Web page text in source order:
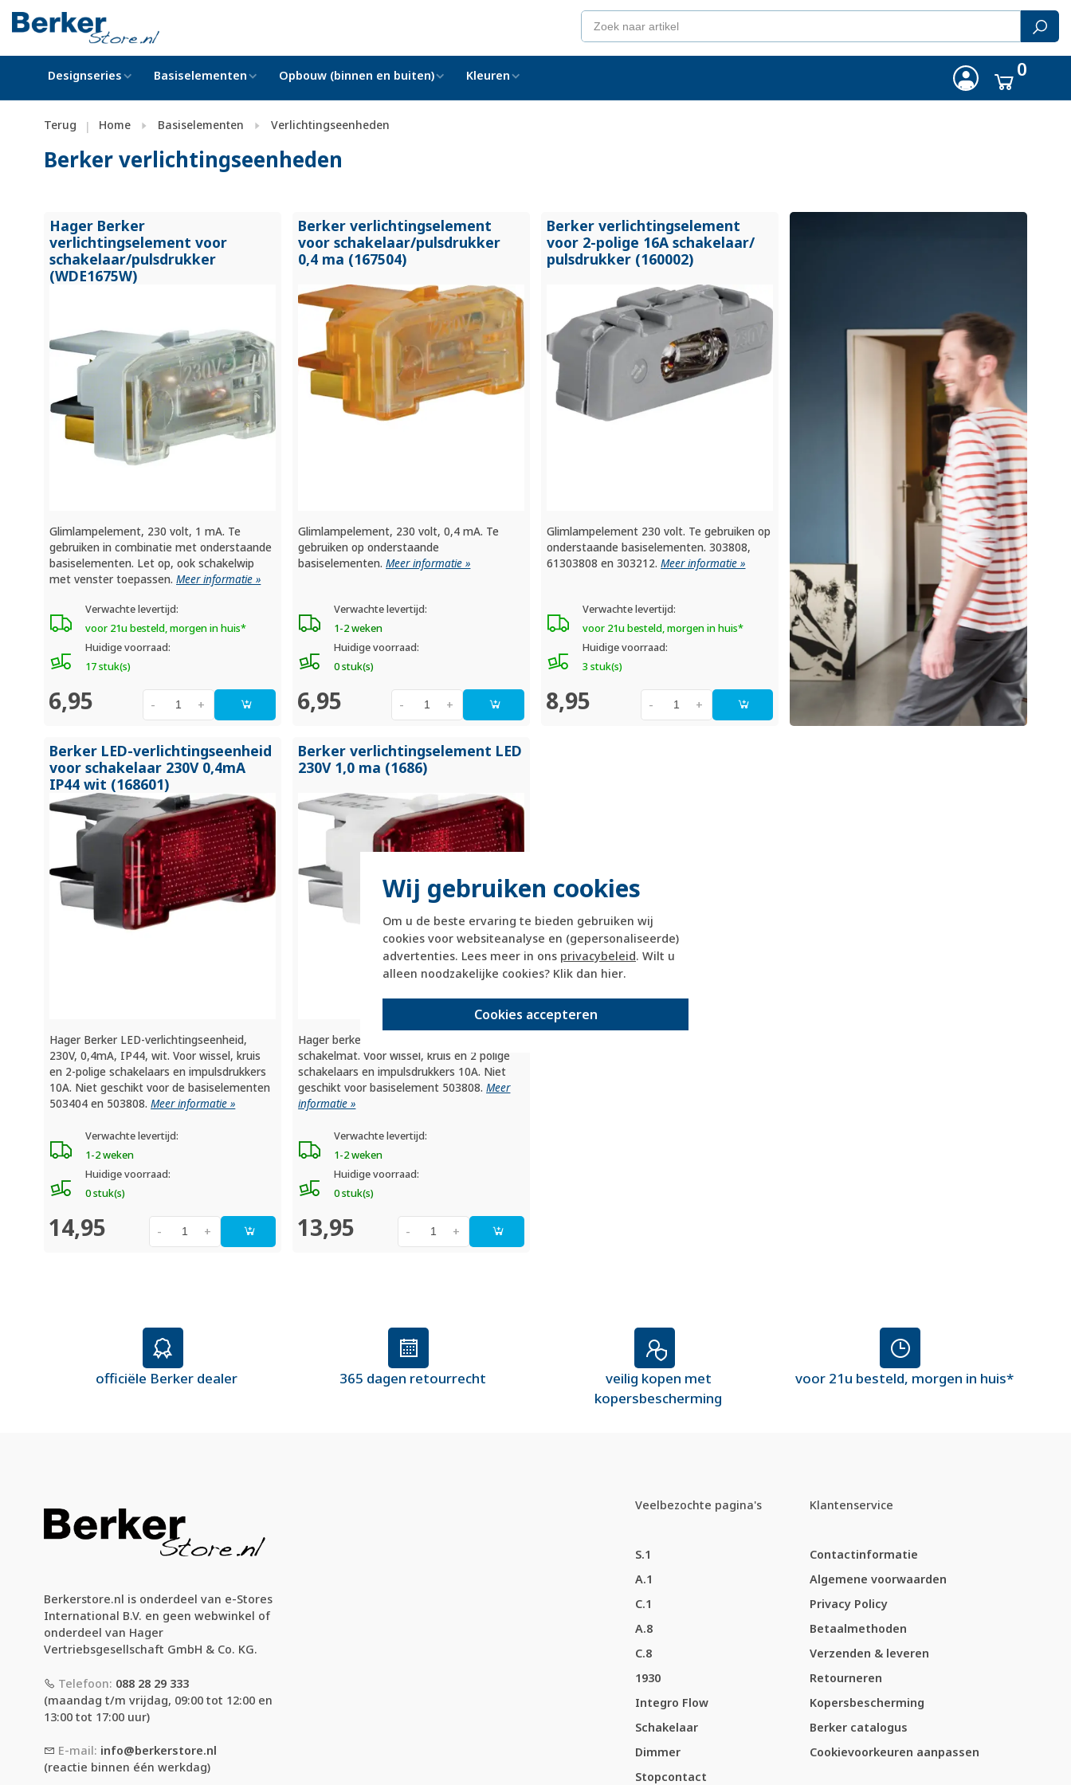
Wij gebruiken cookies
Om u de beste ervaring te bieden gebruiken wij
cookies voor websiteanalyse en (gepersonaliseerde)
advertenties. Lees meer in ons privacybeleid. Wilt u
alleen noodzakelijke cookies? Klik dan hier.
Cookies accepteren
Designseries Basiselementen Opbouw (binnen en buiten) Kleuren 0
Terug | Home Basiselementen Verlichtingseenheden
Berker verlichtingseenheden
Hager Berker
verlichtingselement voor
schakelaar/pulsdrukker
(WDE1675W)
Glimlampelement, 230 volt, 1 mA. Te
gebruiken in combinatie met onderstaande
basiselementen. Let op, ook schakelwip
met venster toepassen.Meer informatie »
Verwachte levertijd:
voor 21u besteld, morgen in huis*
Huidige voorraad:
17 stuk(s)
6,95 +
-
Berker verlichtingselement
voor schakelaar/pulsdrukker
0,4 ma (167504)
Glimlampelement, 230 volt, 0,4 mA. Te
gebruiken op onderstaande
basiselementen.Meer informatie »
Verwachte levertijd:
1-2 weken
Huidige voorraad:
0 stuk(s)
6,95 +
-
Berker verlichtingselement
voor 2-polige 16A schakelaar/
pulsdrukker (160002)
Glimlampelement 230 volt. Te gebruiken op
onderstaande basiselementen. 303808,
61303808 en 303212.Meer informatie »
Verwachte levertijd:
voor 21u besteld, morgen in huis*
Huidige voorraad:
3 stuk(s)
8,95 +
-
Berker LED-verlichtingseenheid
voor schakelaar 230V 0,4mA
IP44 wit (168601)
Hager Berker LED-verlichtingseenheid,
230V, 0,4mA, IP44, wit. Voor wissel, kruis
en 2-polige schakelaars en impulsdrukkers
10A. Niet geschikt voor de basiselementen
503404 en 503808.Meer informatie »
Verwachte levertijd:
1-2 weken
Huidige voorraad:
0 stuk(s)
14,95 +
-
Berker verlichtingselement LED
230V 1,0 ma (1686)
Hager berker verlichtingselement
schakelmat. Voor wissel, kruis en 2 polige
schakelaars en impulsdrukkers 10A. Niet
geschikt voor basiselement 503808.Meer
informatie »
Verwachte levertijd:
1-2 weken
Huidige voorraad:
0 stuk(s)
13,95 +
-
officiële Berker dealer 365 dagen retourrecht
veilig kopen met
kopersbescherming
voor 21u besteld, morgen in huis*
Berkerstore.nl is onderdeel van e-Stores
International B.V. en geen webwinkel of
onderdeel van Hager
Vertriebsgesellschaft GmbH & Co. KG.
Telefoon: 088 28 29 333
(maandag t/m vrijdag, 09:00 tot 12:00 en
13:00 tot 17:00 uur)
E-mail: info@berkerstore.nl
(reactie binnen één werkdag)
Veelbezochte pagina's
S.1
A.1
C.1
A.8
C.8
1930
Integro Flow
Schakelaar
Dimmer
Stopcontact
Klantenservice
Contactinformatie
Algemene voorwaarden
Privacy Policy
Betaalmethoden
Verzenden & leveren
Retourneren
Kopersbescherming
Berker catalogus
Cookievoorkeuren aanpassen